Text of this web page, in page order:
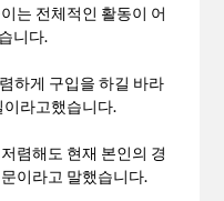
는 전체적인 활동이 어
니다.
하게 구입을 하길 바라
이라고했습니다.
렴해도 현재 본인의 경
이라고 말했습니다.